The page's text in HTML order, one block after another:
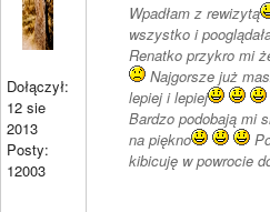
Dołączył:
12 sie
2013
Posty:
12003
Wpadłam z rewizytą
wszystko i
Renatko przykro mi
Najgorsze już masz za sobą i będzie tylko
lepiej i lepiej
Bardzo podobają mi
na piękno
kibicuję w